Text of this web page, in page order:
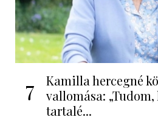
7
Kamilla hercegné
vallomása: „Tudom,
tartalé...